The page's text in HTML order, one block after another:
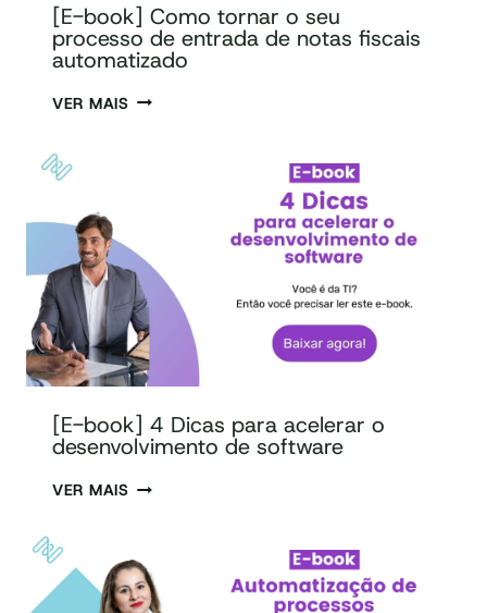
[E-book] Como tornar o seu
processo de entrada de notas fiscais
automatizado
VER MAIS
[E-book] 4 Dicas para acelerar o
desenvolvimento de software
VER MAIS